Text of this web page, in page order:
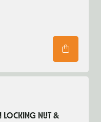
LOCKING NUT &